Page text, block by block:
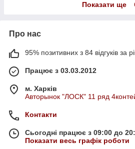
Показати ще
Про нас
95% позитивних з 84 відгуків за
Працює з 03.03.2012
м. Харків
Авторынок "ЛОСК" 11 ряд
Контакти
Сьогодні працює з 09:00 до
Показати весь графік роботи